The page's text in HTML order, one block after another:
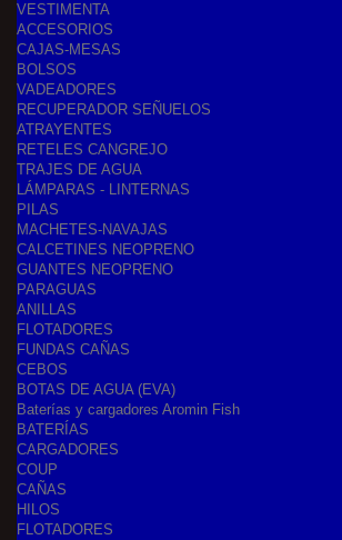
VESTIMENTA
ACCESORIOS
CAJAS-MESAS
BOLSOS
VADEADORES
RECUPERADOR SEÑUELOS
ATRAYENTES
RETELES CANGREJO
TRAJES DE AGUA
LÁMPARAS - LINTERNAS
PILAS
MACHETES-NAVAJAS
CALCETINES NEOPRENO
GUANTES NEOPRENO
PARAGUAS
ANILLAS
FLOTADORES
FUNDAS CAÑAS
CEBOS
BOTAS DE AGUA (EVA)
Baterías y cargadores Aromin Fish
BATERÍAS
CARGADORES
COUP
CAÑAS
HILOS
FLOTADORES